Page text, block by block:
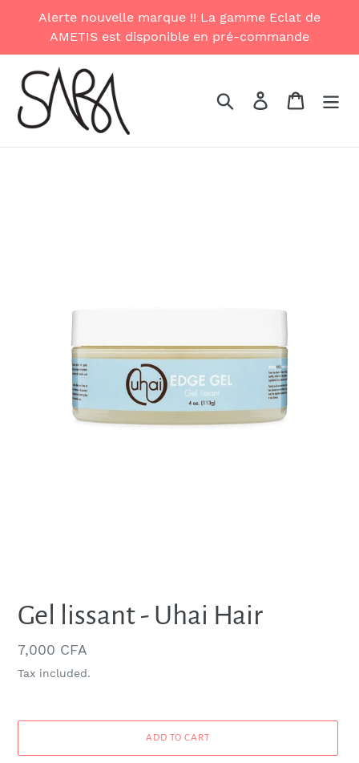
Alerte nouvelle marque !! La gamme Eclat de
AMETIS est disponible en pré-commande
Search Log in Cart
Gel lissant - Uhai Hair
Regular
price
7,000 CFA
Tax included.
ADD TO CART